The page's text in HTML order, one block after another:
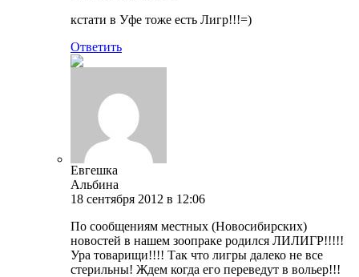
кстати в Уфе тоже есть Лигр!!!=)
Ответить
Евгешка
Альбина
18 сентября 2012 в 12:06
По сообщениям местных (Новосибирских)
новостей в нашем зоопраке родился ЛИЛИГР!!!!!
Ура товарищи!!!! Так что лигры далеко не все
стерильны! Ждем когда его переведут в вольер!!!